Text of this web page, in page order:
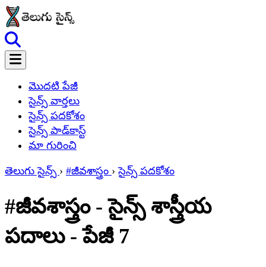
మొదటి పేజీ
సైన్స్ వార్తలు
సైన్స్ పదకోశం
సైన్స్ పాడ్‌కాస్ట్
మా గురించి
తెలుగు సైన్స్ › #జీవశాస్త్రం › సైన్స్ పదకోశం
#జీవశాస్త్రం - సైన్స్ శాస్త్రీయ
పదాలు - పేజీ 7